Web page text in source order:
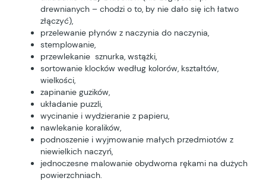
drewnianych – chodzi o to, by nie dało się ich łatwo
złączyć),
przelewanie płynów z naczynia do naczynia,
stemplowanie,
przewlekanie sznurka, wstążki,
sortowanie klocków według kolorów, kształtów,
wielkości,
zapinanie guzików,
układanie puzzli,
wycinanie i wydzieranie z papieru,
nawlekanie koralików,
podnoszenie i wyjmowanie małych przedmiotów z
niewielkich naczyń,
jednoczesne malowanie obydwoma rękami na dużych
powierzchniach.